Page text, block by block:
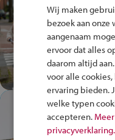
en
In
Wij maken
bezoek aan
aangenaam
ervoor dat alles
daarom altijd
voor alle
ervaring bieden.
welke typen
accepteren.
privacyverklaring.